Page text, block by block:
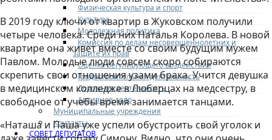
Физическая культура и спорт
Культура
Молодежная политика
Комиссия по делам несовершеннолетних и
защите их прав
Оценка регулирующего воздействия
Градостроительная деятельность
Дорожная деятельность
Архивное дело
Муниципальные учреждения
Контакты
СОВЕТ ДЕПУТАТОВ
В 2019 году ключи от квартир в Жуковском получили
четыре человека. Среди них Наталья Королева. В новой
квартире она живет вместе со своим будущим мужем
Павлом. Молодые люди совсем скоро собираются
скрепить свои отношения узами брака. Учится девушка
в медицинском колледже в Люберцах на медсестру, в
свободное от учебы время занимается танцами.
«Наташа и Паша уже успели обустроить свой уголок и